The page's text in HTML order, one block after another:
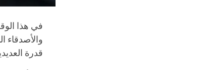
في هذا
والأصدقاء
قدرة